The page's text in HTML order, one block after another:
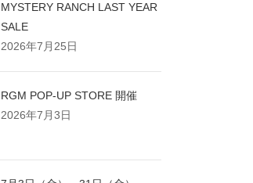
MYSTERY RANCH LAST YEAR
SALE
2026年7月25日
RGM POP-UP STORE 開催
2026年7月3日